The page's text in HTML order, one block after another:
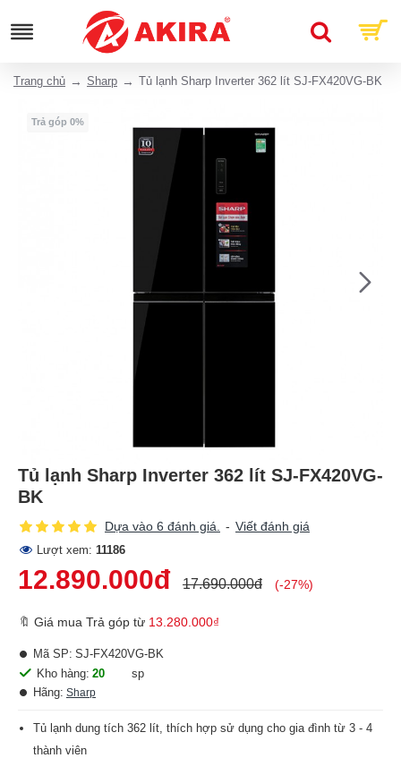
Trang chủ Sharp Tủ lạnh Sharp Inverter 362 lít SJ-FX420VG-BK
Trả góp 0%
Tủ lạnh Sharp Inverter 362 lít SJ-FX420VG-
BK
Dựa vào 6 đánh giá. - Viết đánh giá
Lượt xem: 11186
12.890.000đ 17.690.000đ (-27%)
🔖 Giá mua Trả góp từ 13.280.000₫
Kho hàng: 20
sp
Hãng: Sharp
Mã SP: SJ-FX420VG-BK
Tủ lạnh dung tích 362 lít, thích hợp sử dụng cho gia đình từ 3 - 4
thành viên